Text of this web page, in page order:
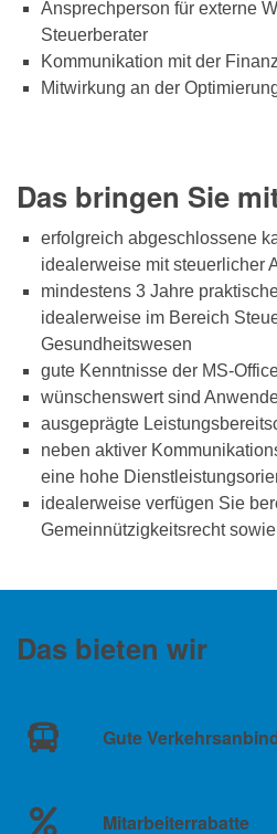
Ansprechperson für externe
Steuerberater
Kommunikation mit der
Mitwirkung an der
Das bringen Sie
erfolgreich abgeschlossene
idealerweise mit steuerlicher
mindestens 3 Jahre
idealerweise im Bereich
Gesundheitswesen
gute Kenntnisse der MS-
wünschenswert sind
ausgeprägte
neben aktiver
eine hohe
idealerweise verfügen Sie
Gemeinnützigkeitsrecht
Das bieten wir
Gute
Mitarbeiterrabatte